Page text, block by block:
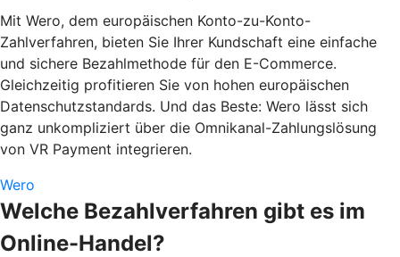
Mit Wero, dem europäischen Konto-zu-Konto-
Zahlverfahren, bieten Sie Ihrer Kundschaft eine einfache
und sichere Bezahlmethode für den E-Commerce.
Gleichzeitig profitieren Sie von hohen europäischen
Datenschutzstandards. Und das Beste: Wero lässt sich
ganz unkompliziert über die Omnikanal-Zahlungslösung
von VR Payment integrieren.
Wero
Welche Bezahlverfahren gibt es im
Online-Handel?